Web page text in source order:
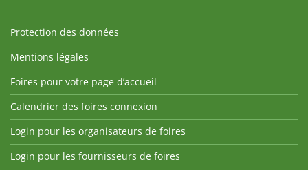
Protection des données
Mentions légales
Foires pour votre page d’accueil
Calendrier des foires connexion
Login pour les organisateurs de foires
Login pour les fournisseurs de foires